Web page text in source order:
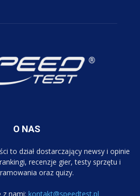
O NAS
to dział dostarczający newsy i opinie
recenzje gier, testy sprzętu i
oraz quizy.
z nami: kontakt@speedtest.pl